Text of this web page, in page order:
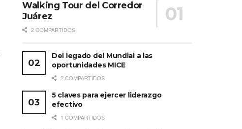
Walking Tour del Corredor
Juárez
2 COMPARTIDOS
Del legado del Mundial a las
oportunidades MICE
2 COMPARTIDOS
5 claves para ejercer liderazgo
efectivo
1 COMPARTIDOS